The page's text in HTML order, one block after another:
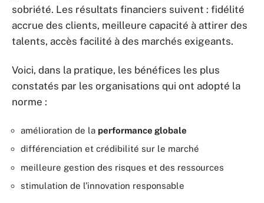
sobriété. Les résultats financiers suivent : fidélité
accrue des clients, meilleure capacité à attirer des
talents, accès facilité à des marchés exigeants.
Voici, dans la pratique, les bénéfices les plus
constatés par les organisations qui ont adopté la
norme :
amélioration de la performance globale
différenciation et crédibilité sur le marché
meilleure gestion des risques et des ressources
stimulation de l’innovation responsable